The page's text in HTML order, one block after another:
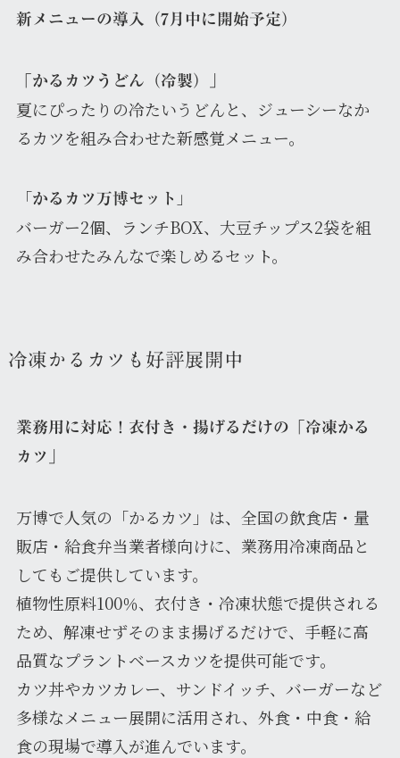
新メニューの導入（7月中に開始予定）
「かるカツうどん（冷製）」
夏にぴったりの冷たいうどんと、ジューシーなか
るカツを組み合わせた新感覚メニュー。
「かるカツ万博セット 」
バーガー2個、ランチBOX、大豆チップス2袋を組
み合わせたみんなで楽しめるセット。
冷凍かるカツも好評展開中
業務用に対応！衣付き・揚げるだけの「冷凍かる
カツ」
万博で人気の「かるカツ」は、全国の飲食店・量
販店・給食弁当業者様向けに、業務用冷凍商品と
してもご提供しています。
植物性原料100％、衣付き・冷凍状態で提供される
ため、解凍せずそのまま揚げるだけで、手軽に高
品質なプラントベースカツを提供可能です。
カツ丼やカツカレー、サンドイッチ、バーガーなど
多様なメニュー展開に活用され、外食・中食・給
食の現場で導入が進んでいます。